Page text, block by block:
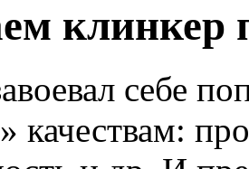
клинкер
себе
качествам: